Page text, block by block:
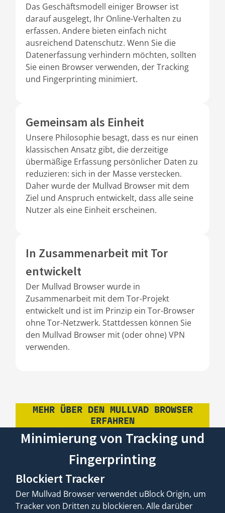
Das Geschäftsmodell einiger Browser ist
darauf ausgelegt, Ihr Online-Verhalten zu
erfassen. Andere bieten einfach nicht
ausreichend Datenschutz. Wenn Sie die
Datenerfassung verhindern möchten, sollten
Sie einen Browser verwenden, der Tracking
und Fingerprinting minimiert.
Gemeinsam als Einheit
Unsere Philosophie besagt, dass es nur einen
klassischen Ansatz gibt, die derzeitige
übermäßige Erfassung persönlicher Daten zu
reduzieren: sich in der Masse verstecken.
Daher wurde der Mullvad Browser mit dem
Ziel und Anspruch entwickelt, dass alle seine
Nutzer als eine Einheit erscheinen.
In Zusammenarbeit mit Tor
entwickelt
Der Mullvad Browser wurde in
Zusammenarbeit mit dem Tor-Projekt
entwickelt und ist im Prinzip ein Tor-Browser
ohne Tor-Netzwerk. Stattdessen können Sie
den Mullvad Browser mit (oder ohne) VPN
verwenden.
MEHR ÜBER DEN MULLVAD BROWSER
ERFAHREN
Minimierung von Tracking und
Fingerprinting
Blockiert Tracker
Der Mullvad Browser verwendet uBlock Origin, um
Tracker von Dritten zu blockieren. Alle darüber